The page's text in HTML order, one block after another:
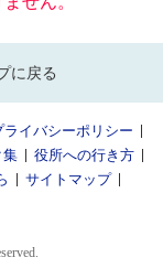
に戻る
ライバシーポリシー
集
役所への行き方
サイトマップ